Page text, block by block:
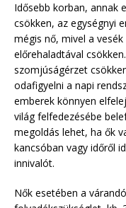
Idősebb korban, annak
csökken, az egységnyi
mégis nő, mivel a
előrehaladtával
szomjúságérzet
odafigyelni a napi
emberek könnyen
világ felfedezésébe
megoldás lehet, ha ők
kancsóban vagy időről
innivalót.
Nők esetében a